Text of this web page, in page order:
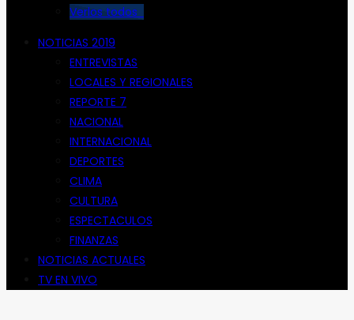
Verlos todos
NOTICIAS 2019
ENTREVISTAS
LOCALES Y REGIONALES
REPORTE 7
NACIONAL
INTERNACIONAL
DEPORTES
CLIMA
CULTURA
ESPECTACULOS
FINANZAS
NOTICIAS ACTUALES
TV EN VIVO